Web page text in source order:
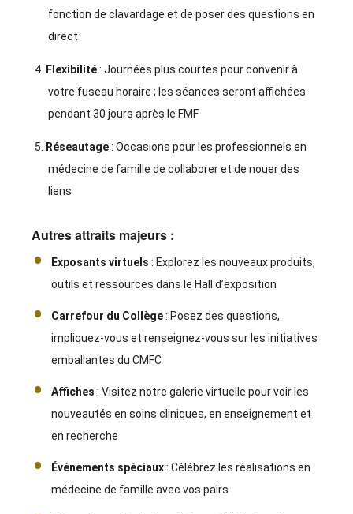
fonction de clavardage et de poser des questions en
direct
Flexibilité: Journées plus courtes pour convenir à
votre fuseau horaire ; les séances seront affichées
pendant 30 jours après le FMF
Réseautage: Occasions pour les professionnels en
médecine de famille de collaborer et de nouer des
liens
Autres attraits majeurs :
Exposants virtuels : Explorez les nouveaux produits,
outils et ressources dans le Hall d’exposition
Carrefour du Collège: Posez des questions,
impliquez-vous et renseignez-vous sur les initiatives
emballantes du CMFC
Affiches : Visitez notre galerie virtuelle pour voir les
nouveautés en soins cliniques, en enseignement et
en recherche
Événements spéciaux: Célébrez les réalisations en
médecine de famille avec vos pairs